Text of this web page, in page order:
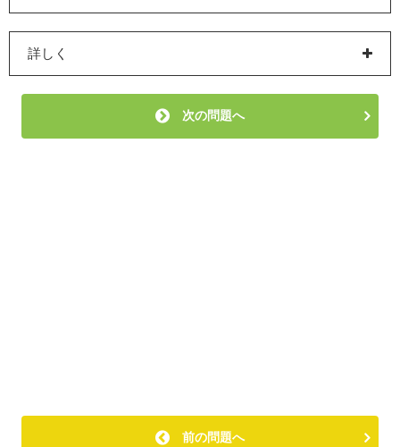
詳しく
次の問題へ
前の問題へ